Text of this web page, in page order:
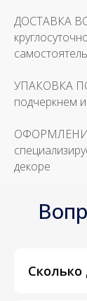
ДОСТАВКА
УПАКОВКА
подчеркнем
декоре